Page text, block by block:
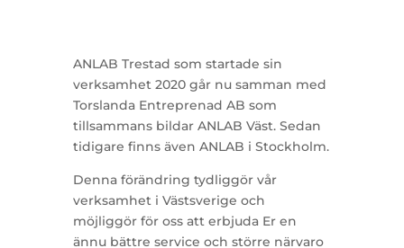
ANLAB Trestad som startade sin
verksamhet 2020 går nu samman med
Torslanda Entreprenad AB som
tillsammans bildar ANLAB Väst. Sedan
tidigare finns även ANLAB i Stockholm.
Denna förändring tydliggör vår
verksamhet i Västsverige och
möjliggör för oss att erbjuda Er en
ännu bättre service och större närvaro